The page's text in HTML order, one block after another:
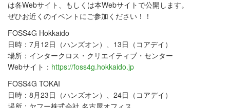
は各Webサイト、もしくは本Webサイトで公開します。
ぜひお近くのイベントにご参加ください！！
FOSS4G Hokkaido
日時：7月12日（ハンズオン）、13日（コアデイ）
場所：インタークロス・クリエイティブ・センター
Webサイト： https://foss4g.hokkaido.jp
FOSS4G TOKAI
日時：8月23日（ハンズオン）、24日（コアデイ）
場所：ヤフー株式会社 名古屋オフィス